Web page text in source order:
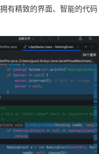
有精致的界面、智能的代码